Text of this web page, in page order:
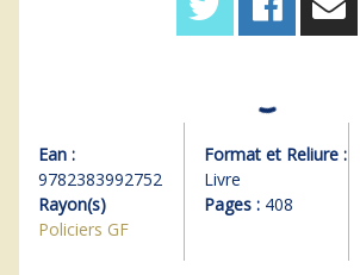
Ean :
9782383992752
Rayon(s)
Policiers GF
Format et Reliure :
Livre
Pages :408